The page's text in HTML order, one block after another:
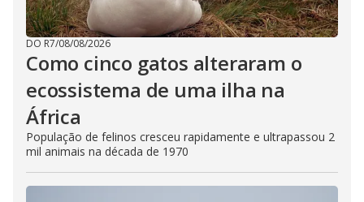
DO R7/08/08/2026
Como cinco gatos alteraram o
ecossistema de uma ilha na
África
População de felinos cresceu rapidamente e ultrapassou 2
mil animais na década de 1970